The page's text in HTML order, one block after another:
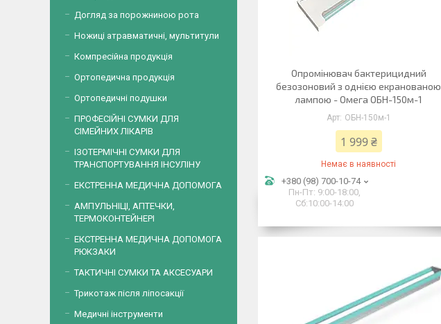
Опромінювач бактерицидний
безозоновий з однією екранованою
лампою - Омега ОБН-150м-1
ОБН-150м-1
1 999 ₴
Немає в наявності
+380 (98) 700-10-74
Пн-Пт: 9:00-18:00,
Сб:10:00-14:00
Догляд за порожниною рота
Ножиці атравматичні, мультитули
Компресійна продукція
Ортопедична продукція
Ортопедичні подушки
ПРОФЕСІЙНІ СУМКИ ДЛЯ
СІМЕЙНИХ ЛІКАРІВ
ІЗОТЕРМІЧНІ СУМКИ ДЛЯ
ТРАНСПОРТУВАННЯ ІНСУЛІНУ
ЕКСТРЕННА МЕДИЧНА ДОПОМОГА
АМПУЛЬНІЦІ, АПТЕЧКИ,
ТЕРМОКОНТЕЙНЕРІ
ЕКСТРЕННА МЕДИЧНА ДОПОМОГА
РЮКЗАКИ
ТАКТИЧНІ СУМКИ ТА АКСЕСУАРИ
Трикотаж після ліпосакції
Медичні інструменти